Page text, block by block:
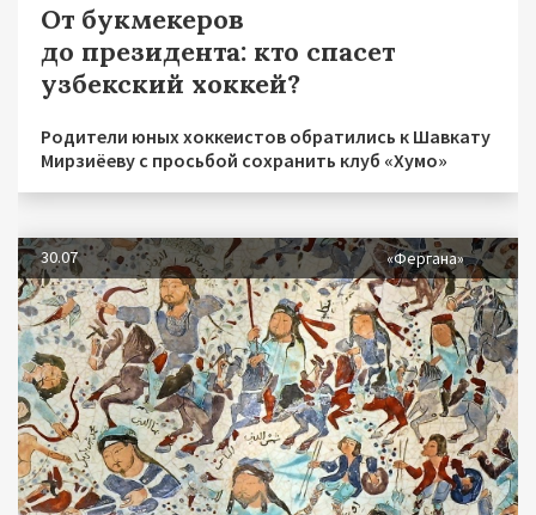
От букмекеров
до президента: кто спасет
узбекский хоккей?
Родители юных хоккеистов обратились к Шавкату
Мирзиёеву с просьбой сохранить клуб «Хумо»
30.07 «Фергана»